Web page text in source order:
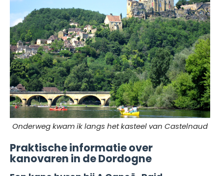
Onderweg kwam ik langs het kasteel van Castelnaud
Praktische informatie over
kanovaren in de Dordogne